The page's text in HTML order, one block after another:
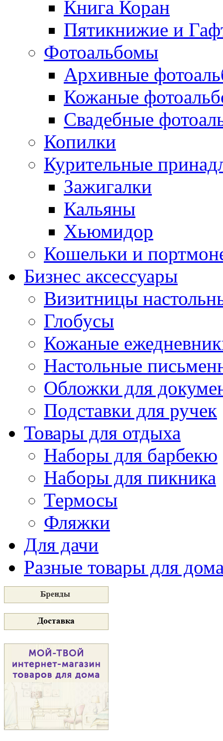
Книга Коран
Пятикнижие и
Фотоальбомы
Архивные
Кожаные
Свадебные
Копилки
Курительные
Зажигалки
Кальяны
Хьюмидор
Кошельки и
Бизнес аксессуары
Визитницы
Глобусы
Кожаные
Настольные
Обложки для
Подставки для ручек
Товары для отдыха
Наборы для барбекю
Наборы для пикника
Термосы
Фляжки
Для дачи
Разные товары для